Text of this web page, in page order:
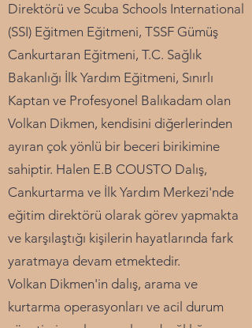
Direktörü ve Scuba Schools International
(SSI) Eğitmen Eğitmeni, TSSF Gümüş
Cankurtaran Eğitmeni, T.C. Sağlık
Bakanlığı İlk Yardım Eğitmeni, Sınırlı
Kaptan ve Profesyonel Balıkadam olan
Volkan Dikmen, kendisini diğerlerinden
ayıran çok yönlü bir beceri birikimine
sahiptir. Halen E.B COUSTO Dalış,
Cankurtarma ve İlk Yardım Merkezi'nde
eğitim direktörü olarak görev yapmakta
ve karşılaştığı kişilerin hayatlarında fark
yaratmaya devam etmektedir.
Volkan Dikmen'in dalış, arama ve
kurtarma operasyonları ve acil durum